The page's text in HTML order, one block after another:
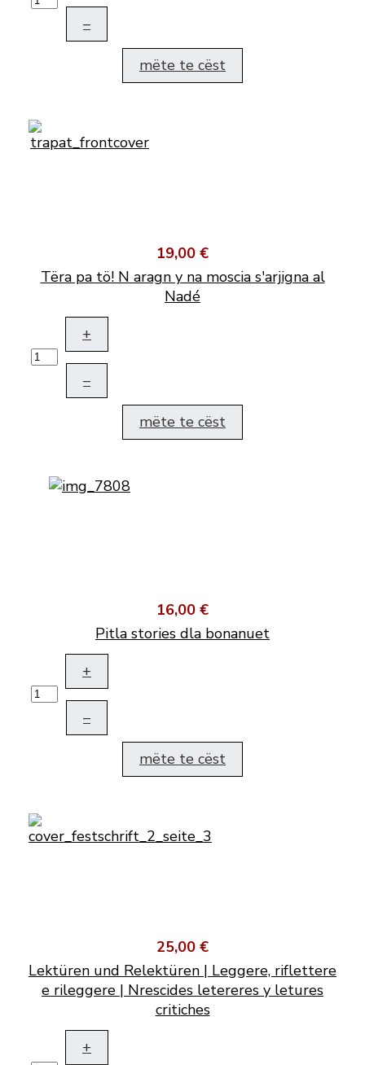
–
mëte te cëst
19,00 €
Tëra pa tö! N aragn y na moscia s'arjigna al
Nadé
+
–
mëte te cëst
16,00 €
Pitla stories dla bonanuet
+
–
mëte te cëst
25,00 €
Lektüren und Relektüren | Leggere, riflettere
e rileggere | Nrescides letereres y letures
critiches
+